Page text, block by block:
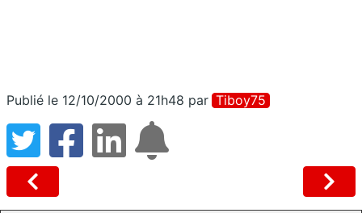
Publié le 12/10/2000 à 21h48 par Tiboy75